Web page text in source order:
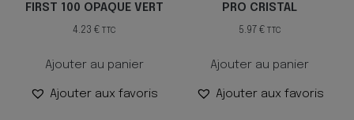
FIRST 100 OPAQUE VERT
4.23 € TTC
Ajouter au panier
Ajouter aux favoris
PRO CRISTAL
5.97 € TTC
Ajouter au panier
Ajouter aux favoris